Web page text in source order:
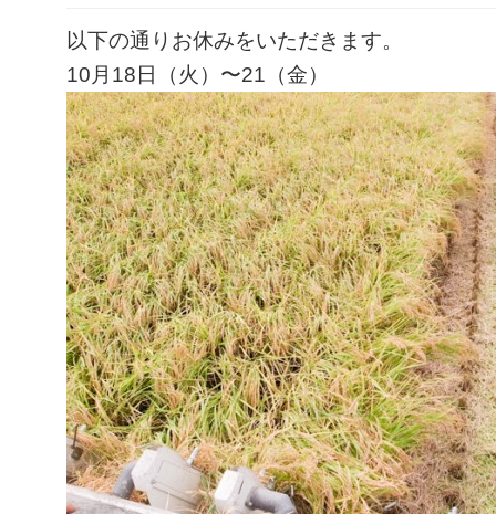
以下の通りお休みをいただきます。
10月18日（火）〜21（金）